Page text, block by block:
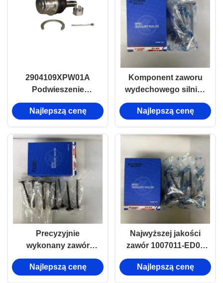
2904109XPW01A
Podwieszenie
przednie dolne ramię
kołnierzowe
Najlepszą cenę
Komponent zaworu
wydechowego silnika
1007012XED95 dla
Great Wall 4D20M,
celu maksymalnej
precyzji i stabilności.
Najlepszą cenę
Precyzyjnie
wykonany zawór
dolotowy
1007011XED95 do
Najlepszą cenę
Najwyższej jakości
zawór 1007011-ED01
do silników Great Wall
4D20D i 4D20B,
Najlepszą cenę